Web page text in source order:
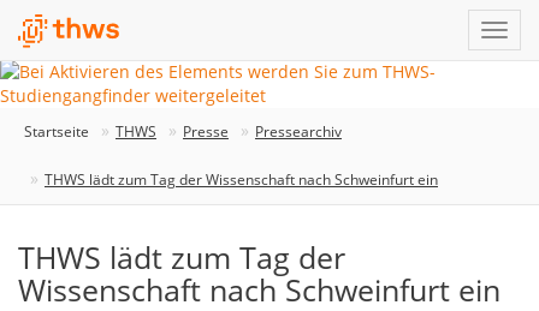
Startseite THWS Presse Pressearchiv
THWS lädt zum Tag der Wissenschaft nach Schweinfurt ein
THWS lädt zum Tag der
Wissenschaft nach Schweinfurt ein